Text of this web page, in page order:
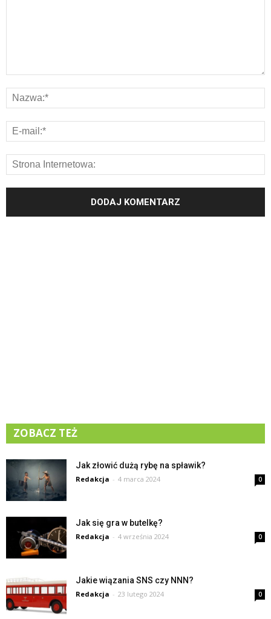
ZOBACZ TEŻ
Jak złowić dużą rybę na spławik?
Redakcja - 4 marca 2024 0
Jak się gra w butelkę?
Redakcja - 4 września 2024 0
Jakie wiązania SNS czy NNN?
Redakcja - 23 lutego 2024 0